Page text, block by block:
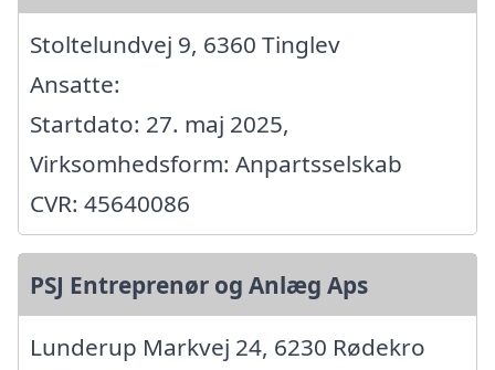
Stoltelundvej 9, 6360 Tinglev
Ansatte:
Startdato: 27. maj 2025,
Virksomhedsform: Anpartsselskab
CVR: 45640086
PSJ Entreprenør og Anlæg Aps
Lunderup Markvej 24, 6230 Rødekro